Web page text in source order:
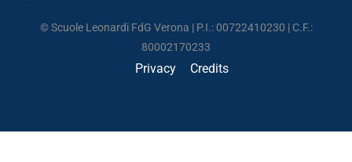
© Scuole Leonardi FdG Verona | P.I.: 00722410230 | C.F.:
80002170233
Privacy Credits